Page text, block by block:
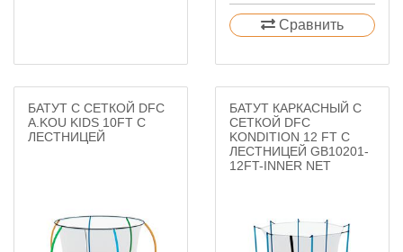
Сравнить
БАТУТ С СЕТКОЙ DFC
A.KOU KIDS 10FT С
ЛЕСТНИЦЕЙ
БАТУТ КАРКАСНЫЙ С
СЕТКОЙ DFC
KONDITION 12 FT С
ЛЕСТНИЦЕЙ GB10201-
12FT-INNER NET